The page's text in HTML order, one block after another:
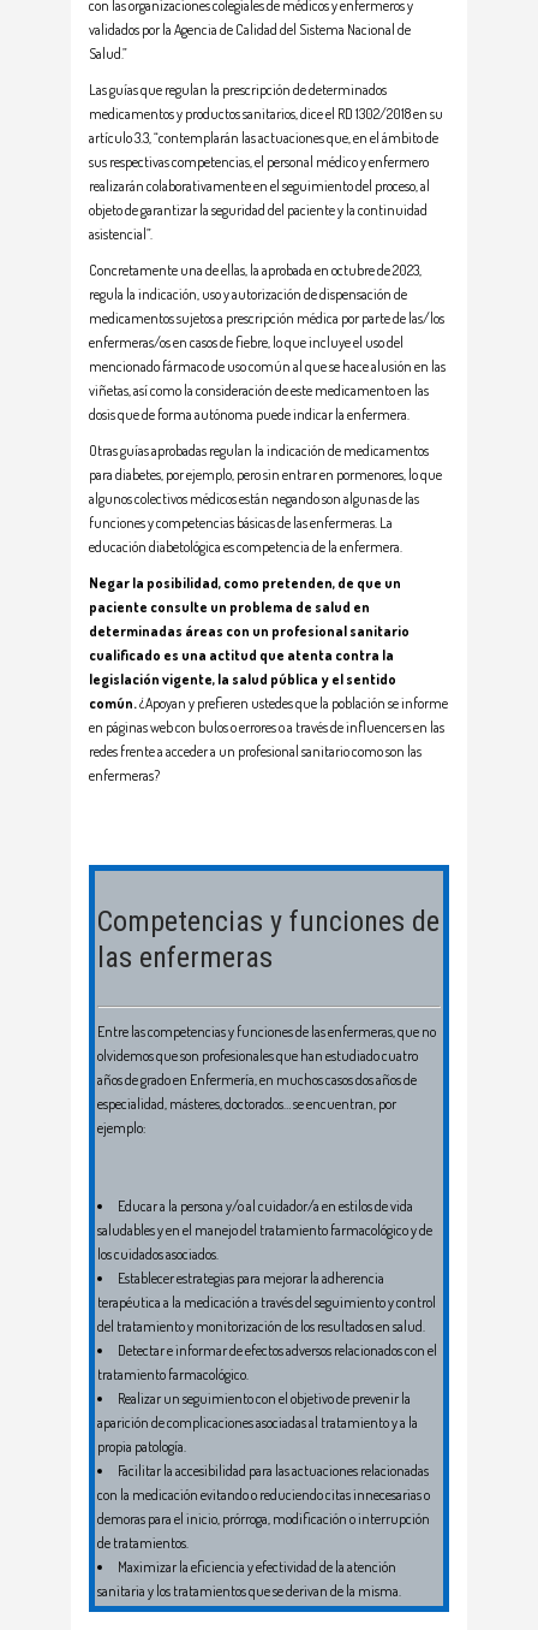
con las organizaciones colegiales de médicos y enfermeros y
validados por la Agencia de Calidad del Sistema Nacional de
Salud.”
Las guías que regulan la prescripción de determinados
medicamentos y productos sanitarios, dice el RD 1302/2018 en su
artículo 3.3, “contemplarán las actuaciones que, en el ámbito de
sus respectivas competencias, el personal médico y enfermero
realizarán colaborativamente en el seguimiento del proceso, al
objeto de garantizar la seguridad del paciente y la continuidad
asistencial”.
Concretamente una de ellas, la aprobada en octubre de 2023,
regula la indicación, uso y autorización de dispensación de
medicamentos sujetos a prescripción médica por parte de las/los
enfermeras/os en casos de fiebre, lo que incluye el uso del
mencionado fármaco de uso común al que se hace alusión en las
viñetas, así como la consideración de este medicamento en las
dosis que de forma autónoma puede indicar la enfermera.
Otras guías aprobadas regulan la indicación de medicamentos
para diabetes, por ejemplo, pero sin entrar en pormenores, lo que
algunos colectivos médicos están negando son algunas de las
funciones y competencias básicas de las enfermeras. La
educación diabetológica es competencia de la enfermera.
Negar la posibilidad, como pretenden, de que un
paciente consulte un problema de salud en
determinadas áreas con un profesional sanitario
cualificado es una actitud que atenta contra la
legislación vigente, la salud pública y el sentido
común. ¿Apoyan y prefieren ustedes que la población se informe
en páginas web con bulos o errores o a través de influencers en las
redes frente a acceder a un profesional sanitario como son las
enfermeras?
Competencias y funciones de
las enfermeras
Entre las competencias y funciones de las enfermeras, que no
olvidemos que son profesionales que han estudiado cuatro
años de grado en Enfermería, en muchos casos dos años de
especialidad, másteres, doctorados… se encuentran, por
ejemplo:
Educar a la persona y/o al cuidador/a en estilos de vida
saludables y en el manejo del tratamiento farmacológico y de
los cuidados asociados.
Establecer estrategias para mejorar la adherencia
terapéutica a la medicación a través del seguimiento y control
del tratamiento y monitorización de los resultados en salud.
Detectar e informar de efectos adversos relacionados con el
tratamiento farmacológico.
Realizar un seguimiento con el objetivo de prevenir la
aparición de complicaciones asociadas al tratamiento y a la
propia patología.
Facilitar la accesibilidad para las actuaciones relacionadas
con la medicación evitando o reduciendo citas innecesarias o
demoras para el inicio, prórroga, modificación o interrupción
de tratamientos.
Maximizar la eficiencia y efectividad de la atención
sanitaria y los tratamientos que se derivan de la misma.